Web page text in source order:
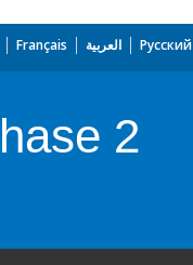
Français العربية Русский
2